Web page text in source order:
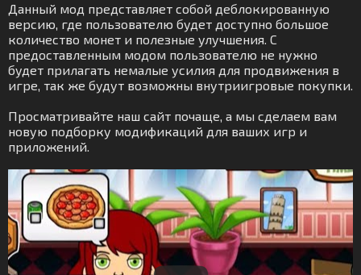
Данный мод представляет собой деблокированную
версию, где пользователю будет доступно большое
количество монет и полезные улучшения. С
предоставленным модом пользователю не нужно
будет прилагать немалые усилия для продвижения в
игре, так же будут возможны внутриигровые покупки.
Просматривайте наш сайт почаще, а мы сделаем вам
новую подборку модификаций для ваших игр и
приложений.